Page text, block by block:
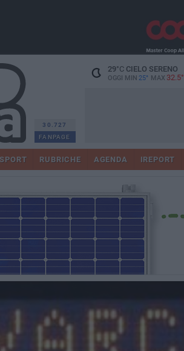
30.727
FANPAGE
29°CCIELO SERENO
OGGI MIN 25° MAX 32.5°
SPORT RUBRICHE AGENDA IREPORT